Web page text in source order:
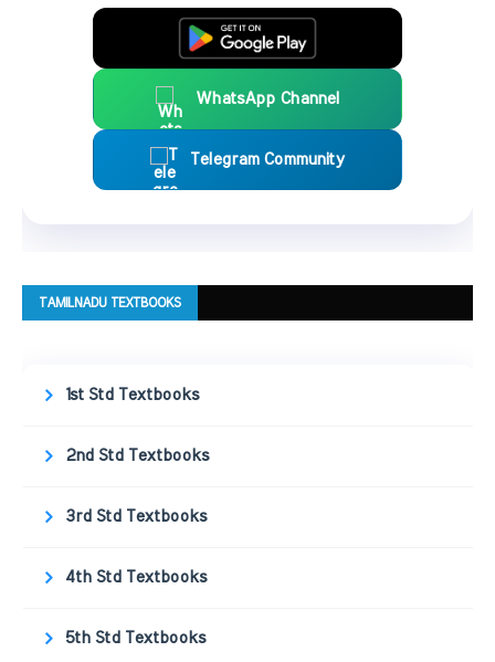
WhatsApp Channel
Telegram Community
TAMILNADU TEXTBOOKS
1st Std Textbooks
2nd Std Textbooks
3rd Std Textbooks
4th Std Textbooks
5th Std Textbooks